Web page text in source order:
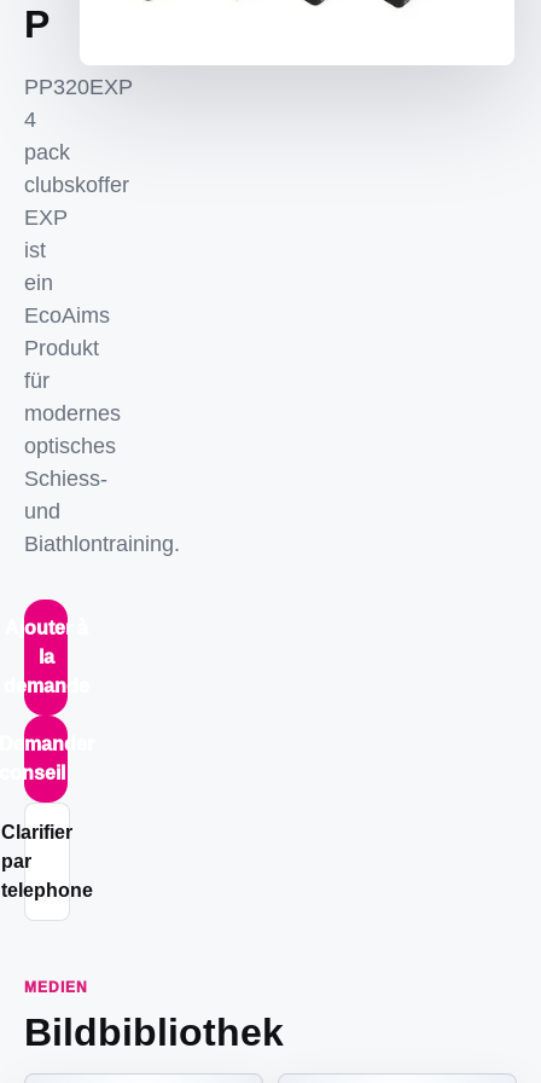
P
PP320EXP
4
pack
clubskoffer
EXP
ist
ein
EcoAims
Produkt
für
modernes
optisches
Schiess-
und
Biathlontraining.
Ajouter à
la
demande
Clarifier
par
telephone
MEDIEN
Bildbibliothek